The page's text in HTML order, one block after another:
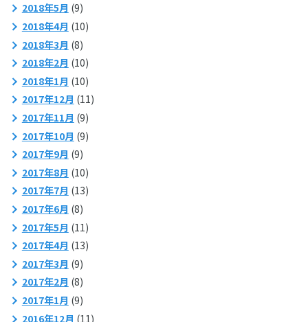
2018年5月 (9)
2018年4月 (10)
2018年3月 (8)
2018年2月 (10)
2018年1月 (10)
2017年12月 (11)
2017年11月 (9)
2017年10月 (9)
2017年9月 (9)
2017年8月 (10)
2017年7月 (13)
2017年6月 (8)
2017年5月 (11)
2017年4月 (13)
2017年3月 (9)
2017年2月 (8)
2017年1月 (9)
2016年12月 (11)